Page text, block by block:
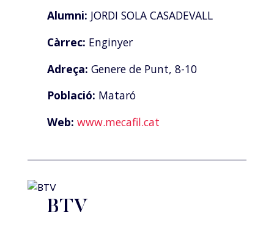
Alumni: JORDI SOLA CASADEVALL
Càrrec: Enginyer
Adreça: Genere de Punt, 8-10
Població: Mataró
Web: www.mecafil.cat
BTV